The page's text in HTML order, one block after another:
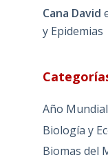
Cana David
y Epidemias
Año
Biología y
Biomas del